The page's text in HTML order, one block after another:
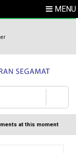
MENU
at this moment